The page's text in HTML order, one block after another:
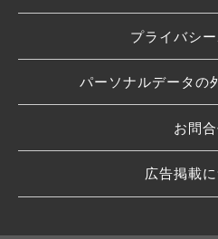
プライバシ
パーソナルデータの
お問
広告掲載